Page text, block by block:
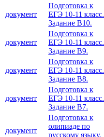
документ
Подготовка к
ЕГЭ 10-11 класс.
Задание В10.
документ
Подготовка к
ЕГЭ 10-11 класс.
Задание В9.
документ
Подготовка к
ЕГЭ 10-11 класс.
Задание В8.
документ
Подготовка к
ЕГЭ 10-11 класс.
Задание В7.
документ
Подготовка к
олипиаде по
русскому языку.